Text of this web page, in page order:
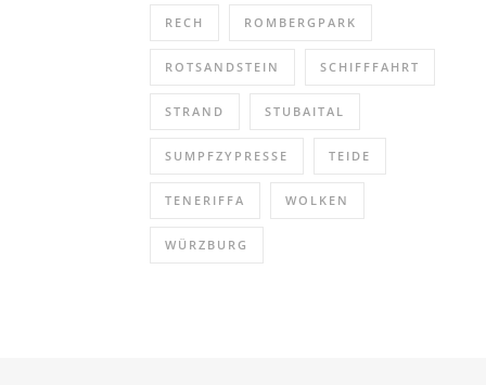
RECH ROMBERGPARK
ROTSANDSTEIN SCHIFFFAHRT
STRAND STUBAITAL
SUMPFZYPRESSE TEIDE
TENERIFFA WOLKEN
WÜRZBURG